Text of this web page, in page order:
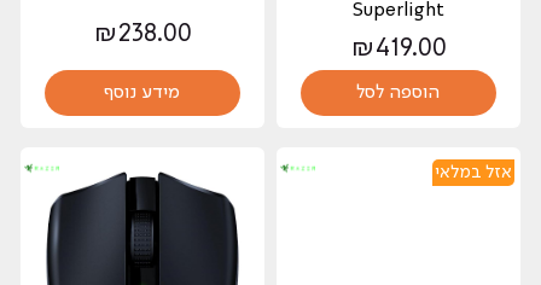
Superlight
₪ 419.00
הוספה לסל
₪ 238.00
מידע נוסף
אזל במלאי